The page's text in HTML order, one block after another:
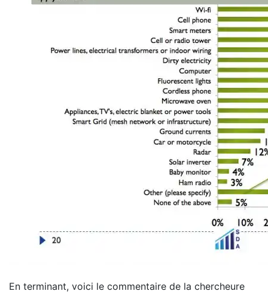
En terminant, voici le commentaire de la chercheure